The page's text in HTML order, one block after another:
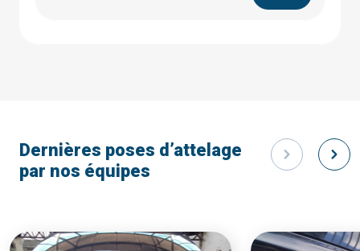
Dernières poses d’attelage
par nos équipes